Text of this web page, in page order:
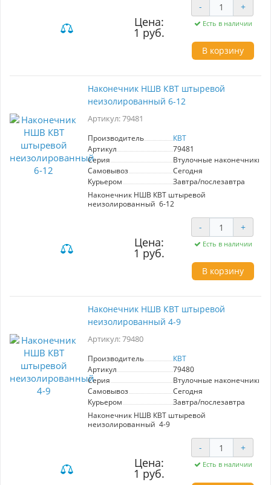
Цена:
1 руб.
- +
Есть в наличии
В корзину
Наконечник НШВ КВТ штыревой
неизолированный 6-12
Артикул: 79481
Производитель
КВТ
Артикул
79481
Серия
Втулочные наконечники
Самовывоз
Сегодня
Курьером
Завтра/послезавтра
Наконечник НШВ КВТ штыревой
неизолированный 6-12
Цена:
1 руб.
- +
Есть в наличии
В корзину
Наконечник НШВ КВТ штыревой
неизолированный 4-9
Артикул: 79480
Производитель
КВТ
Артикул
79480
Серия
Втулочные наконечники
Самовывоз
Сегодня
Курьером
Завтра/послезавтра
Наконечник НШВ КВТ штыревой
неизолированный 4-9
Цена:
1 руб.
- +
Есть в наличии